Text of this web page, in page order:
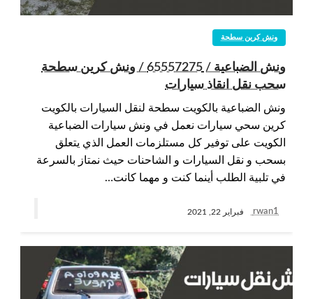
ونش كرين سطحة
ونش الضباعية / 65557275 / ونش كرين سطحة
سحب نقل انقاذ سيارات
ونش الضباعية بالكويت سطحة لنقل السيارات بالكويت
كرين سحي سيارات نعمل في ونش سيارات الضباعية
الكويت على توفير كل مستلزمات العمل الذي يتعلق
بسحب و نقل السيارات و الشاحنات حيث نمتاز بالسرعة
في تلبية الطلب أينما كنت و مهما كانت…
rwan1 فبراير 22, 2021